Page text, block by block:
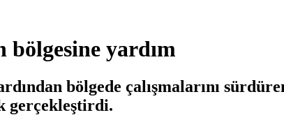
bölgesine yardım
bölgede çalışmalarını
gerçekleştirdi.